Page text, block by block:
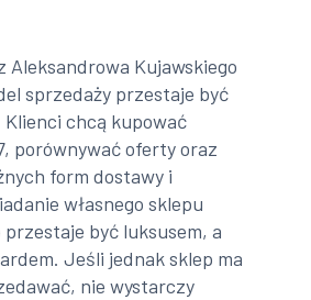
Aleksandrowa Kujawskiego
sprzedaży przestaje być
chcą kupować
porównywać oferty oraz
form dostawy i
własnego sklepu
być luksusem, a
Jeśli jednak sklep ma
nie wystarczy